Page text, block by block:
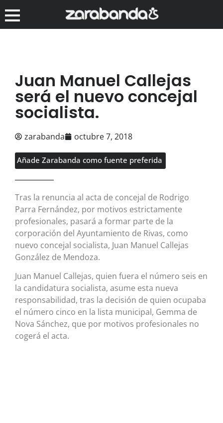
Juan Manuel Callejas
será el nuevo concejal
socialista.
zarabanda octubre 7, 2018
Añade Zarabanda como fuente preferida
Tras la renuncia al acta de concejal de Rodrigo
Parra Fernández, por motivos estrictamente
profesionales, pasará a formar parte de la
corporación del Ayuntamiento de Rivas, como
nuevo concejal socialista, Juan Manuel Callejas
González de Mendoza.
Juan Manuel Callejas, quien fuera el número seis en
la candidatura socialista, asume esta nueva
responsabilidad, tras la decisión de quien ocupaba
el número cinco en la lista municipal, Gemma de
Nova Sánchez, que por motivos profesionales no
cogerá el acta.